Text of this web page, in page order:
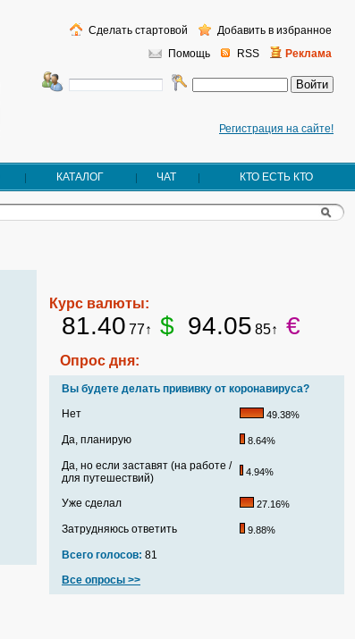
Регистрация на сайте!
Помощь RSS Реклама
Сделать стартовой Добавить в избранное
КАТАЛОГ ЧАТ КТО ЕСТЬ КТО
Курс валюты:
81.40 77↑ $ 94.05 85↑ €
Опрос дня:
Вы будете делать прививку от коронавируса?
Нет
49.38%
Да, планирую 8.64%
Да, но если заставят (на работе /
для путешествий)
4.94%
Уже сделал 27.16%
Затрудняюсь ответить 9.88%
Всего голосов: 81
Все опросы >>